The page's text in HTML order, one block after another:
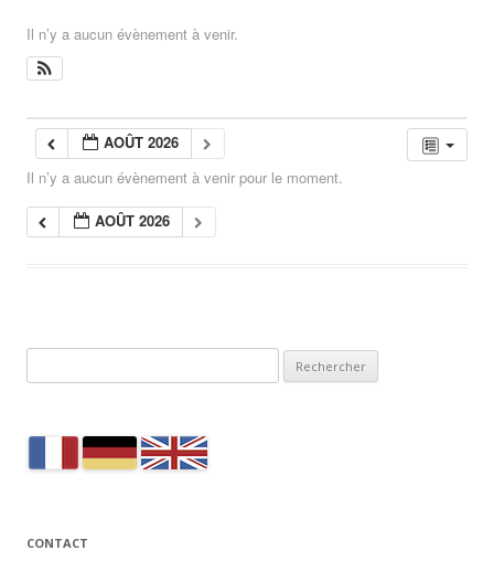
Il n’y a aucun évènement à venir.
AOÛT 2026
Il n’y a aucun évènement à venir pour le moment.
AOÛT 2026
CONTACT